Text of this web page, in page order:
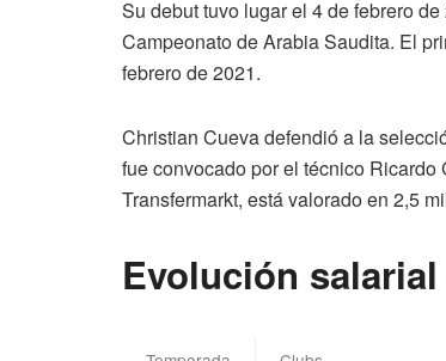
Su debut tuvo lugar el 4 de febrero
Campeonato de Arabia Saudita. El
febrero de 2021.
Christian Cueva defendió a la
fue convocado por el técnico
Transfermarkt, está valorado en 2,5
Evolución